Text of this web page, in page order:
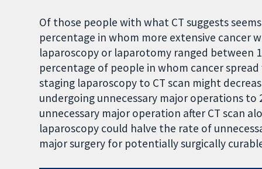
Of those people with what CT suggests
percentage in whom more extensive cancer
laparoscopy or laparotomy ranged between
percentage of people in whom cancer
staging laparoscopy to CT scan might
undergoing unnecessary major operations
unnecessary major operation after CT scan
laparoscopy could halve the rate of
major surgery for potentially surgically